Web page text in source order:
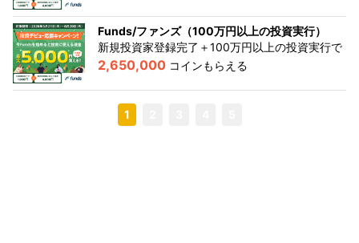
Funds/ファンズ（100万円以上の投資実行）
新規投資家登録完了＋100万円以上の投資実行で
2,650,000 コインもらえる
1